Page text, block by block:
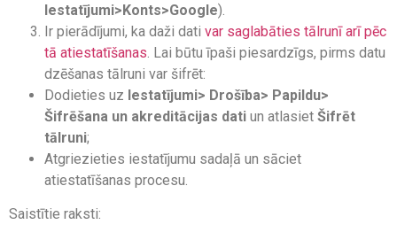
Iestatījumi>Konts>Google).
Ir pierādījumi, ka daži dati var saglabāties tālrunī arī pēc
tā atiestatīšanas . Lai būtu īpaši piesardzīgs, pirms datu
dzēšanas tālruni var šifrēt:
Dodieties uz Iestatījumi> Drošība> Papildu>
Šifrēšana un akreditācijas dati un atlasiet Šifrēt
tālruni;
Atgriezieties iestatījumu sadaļā un sāciet
atiestatīšanas procesu.
Saistītie raksti: